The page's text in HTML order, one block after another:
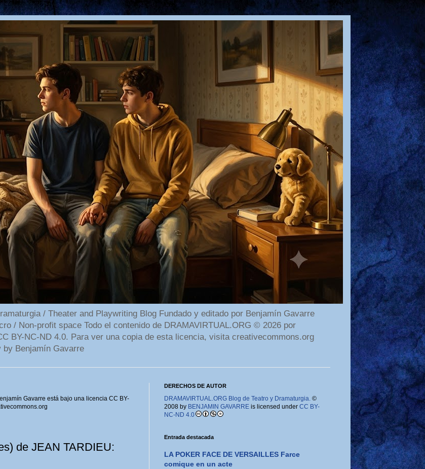
/ Theater and Playwriting Blog Fundado y editado por Benjamín Gavarre
/ Non-profit space Todo el contenido de DRAMAVIRTUAL.ORG © 2026 por
BY-NC-ND 4.0. Para ver una copia de esta licencia, visita creativecommons.org
by Benjamín Gavarre
Gavarre está bajo una licencia CC BY-
de JEAN TARDIEU:
DERECHOS DE AUTOR
DRAMAVIRTUAL.ORG Blog de Teatro y Dramaturgia.©
2008 by BENJAMIN GAVARREis licensed under CC BY-
NC-ND 4.0
Entrada destacada
LA POKER FACE DE VERSAILLES Farce
comique en un acte